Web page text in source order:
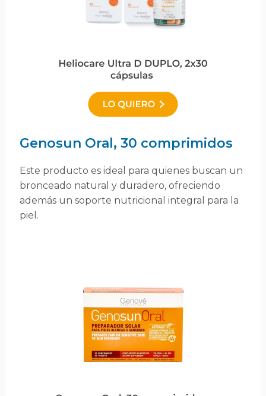
Genosun Oral, 30 comprimidos
Este producto es ideal para quienes buscan un
bronceado natural y duradero, ofreciendo
además un soporte nutricional integral para la
piel.